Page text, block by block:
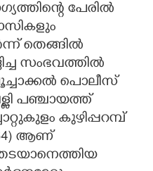
പേരിൽ
തെങ്ങിൽ
സംഭവത്തിൽ
പൊലീസ്
പഞ്ചായത്ത്
കുഴിപ്പറമ്പ്
ആണ്